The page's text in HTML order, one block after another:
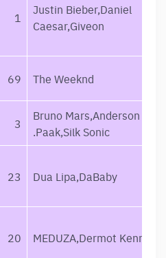
1
Justin Bieber,Daniel
Caesar,Giveon
69 The Weeknd
3
Bruno Mars,Anderson
.Paak,Silk Sonic
23 Dua Lipa,DaBaby
20 MEDUZA,Dermot Kennedy